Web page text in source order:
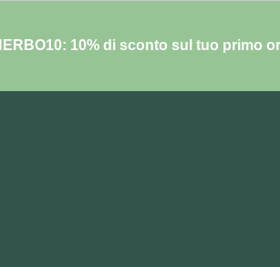
10% di sconto sul tuo primo